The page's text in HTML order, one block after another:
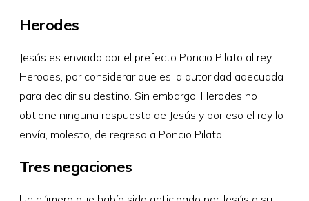
Herodes
Jesús es enviado por el prefecto Poncio Pilato al rey
Herodes, por considerar que es la autoridad adecuada
para decidir su destino. Sin embargo, Herodes no
obtiene ninguna respuesta de Jesús y por eso el rey lo
envía, molesto, de regreso a Poncio Pilato.
Tres negaciones